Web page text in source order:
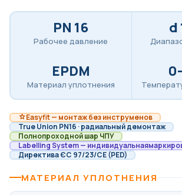
PN 16
Рабочее давление
d
EPDM
Материал уплотнения
Easyfit — монтаж без инструменов
True Union PN16 · радиальный демонтаж
Полнопроходной шар ЧПУ
Labelling System —
Директива ЄС 97/23/CE (PED)
МАТЕРИАЛ УПЛОТНЕНИЯ